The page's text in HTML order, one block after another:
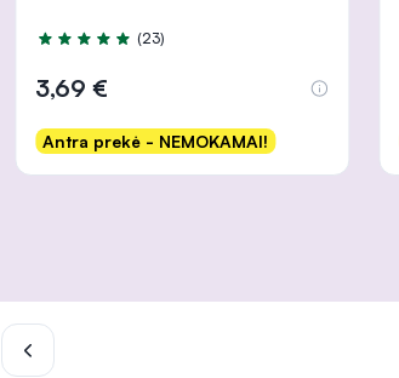
Įvertinimas 5.0 iš 5
(23)
3,69 €
Antra prekė - NEMOKAMAI!
Į krepšelį